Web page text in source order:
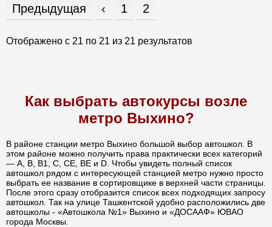
Предыдущая ‹ 1 2
Отображено с 21 по 21 из 21 результатов
Как выбрать автокурсы возле
метро Выхино?
В районе станции метро Выхино большой выбор автошкол. В
этом районе можно получить права практически всех категорий
— А, В, В1, С, СЕ, ВЕ и D. Чтобы увидеть полный список
автошкол рядом с интересующей станцией метро нужно просто
выбрать ее название в сортировщике в верхней части страницы.
После этого сразу отобразится список всех подходящих запросу
автошкол. Так на улице Ташкентской удобно расположились две
автошколы - «Автошкола №1» Выхино и «ДОСААФ» ЮВАО
города Москвы.